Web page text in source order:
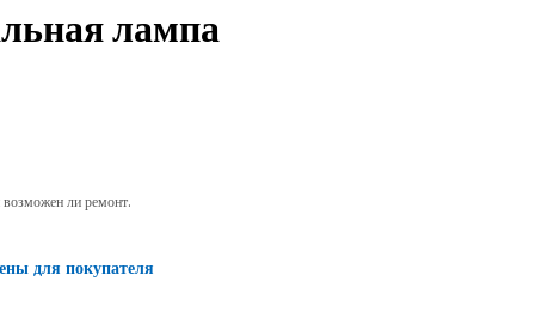
лампа
возможен ли ремонт.
для покупателя